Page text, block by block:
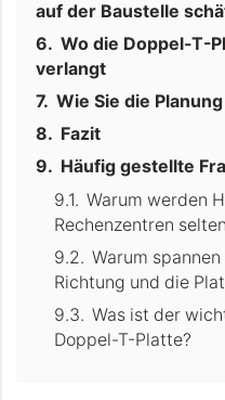
auf der Baustelle
Wo die Doppel-T-
verlangt
Wie Sie die
Fazit
Häufig gestellte
Warum werden
Rechenzentren
Warum
Richtung und die
Was ist der
Doppel-T-Platte?